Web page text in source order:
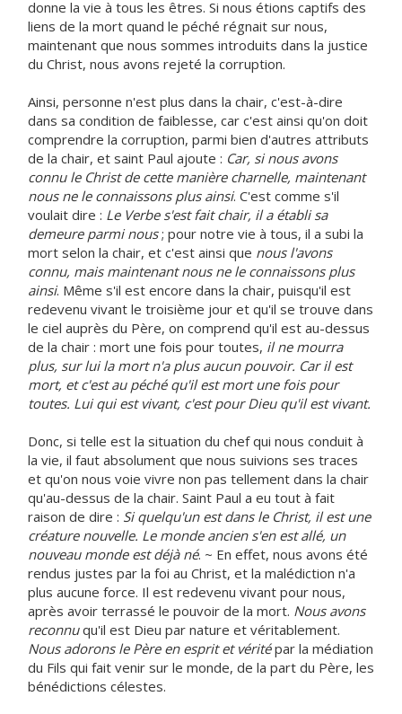
donne la vie à tous les êtres. Si nous étions captifs des
liens de la mort quand le péché régnait sur nous,
maintenant que nous sommes introduits dans la justice
du Christ, nous avons rejeté la corruption.
Ainsi, personne n'est plus dans la chair, c'est-à-dire
dans sa condition de faiblesse, car c'est ainsi qu'on doit
comprendre la corruption, parmi bien d'autres attributs
de la chair, et saint Paul ajoute : Car, si nous avons
connu le Christ de cette manière charnelle, maintenant
nous ne le connaissons plus ainsi. C'est comme s'il
voulait dire : Le Verbe s'est fait chair, il a établi sa
demeure parmi nous; pour notre vie à tous, il a subi la
mort selon la chair, et c'est ainsi que nous l'avons
connu, mais maintenant nous ne le connaissons plus
ainsi. Même s'il est encore dans la chair, puisqu'il est
redevenu vivant le troisième jour et qu'il se trouve dans
le ciel auprès du Père, on comprend qu'il est au-dessus
de la chair : mort une fois pour toutes, il ne mourra
plus, sur lui la mort n'a plus aucun pouvoir. Car il est
mort, et c'est au péché qu'il est mort une fois pour
toutes. Lui qui est vivant, c'est pour Dieu qu'il est vivant.
Donc, si telle est la situation du chef qui nous conduit à
la vie, il faut absolument que nous suivions ses traces
et qu'on nous voie vivre non pas tellement dans la chair
qu'au-dessus de la chair. Saint Paul a eu tout à fait
raison de dire : Si quelqu'un est dans le Christ, il est une
créature nouvelle. Le monde ancien s'en est allé, un
nouveau monde est déjà né. ~ En effet, nous avons été
rendus justes par la foi au Christ, et la malédiction n'a
plus aucune force. Il est redevenu vivant pour nous,
après avoir terrassé le pouvoir de la mort. Nous avons
reconnuqu'il est Dieu par nature et véritablement.
Nous adorons le Père en esprit et véritépar la médiation
du Fils qui fait venir sur le monde, de la part du Père, les
bénédictions célestes.